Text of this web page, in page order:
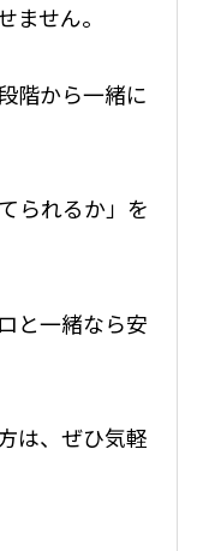
ません。
階から一緒に
られるか」を
と一緒なら安
は、ぜひ気軽